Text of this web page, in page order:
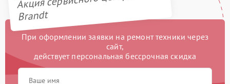
Brandt
При оформлении заявки на ремонт техники через
сайт,
действует персональная бессрочная скидка